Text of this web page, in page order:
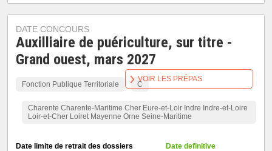
DATE CONCOURS
Auxilliaire de puériculture, sur titre -
Grand ouest, mars 2027
Fonction Publique Territoriale C
Charente Charente-Maritime Cher Eure-et-Loir Indre Indre-et-Loire
Loir-et-Cher Loiret Mayenne Orne Seine-Maritime
Date limite de retrait des dossiers Date definitive
VOIR LES PRÉPAS